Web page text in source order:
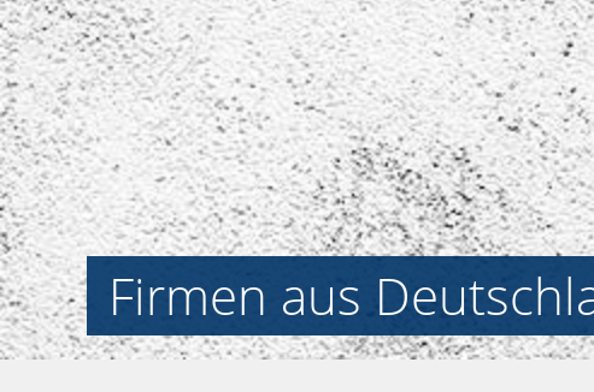
Firmen aus